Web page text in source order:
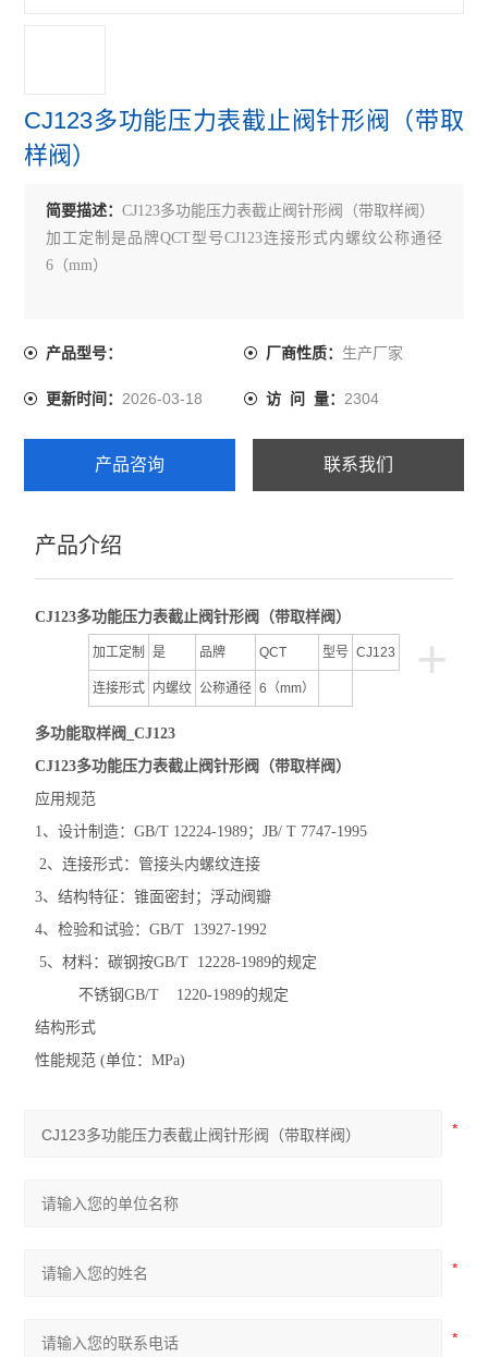
CJ123多功能压力表截止阀针形阀（带取
样阀）
简要描述：CJ123多功能压力表截止阀针形阀（带取样阀）
加工定制是品牌QCT型号CJ123连接形式内螺纹公称通径
6（mm）
产品型号： 厂商性质： 生产厂家
更新时间：2026-03-18 访 问 量： 2304
产品咨询 联系我们
产品介绍
CJ123多功能压力表截止阀针形阀（带取样阀）
+
加工定制 是 品牌 QCT 型号 CJ123
连接形式 内螺纹 公称通径 6（mm）
多功能取样阀_CJ123
CJ123多功能压力表截止阀针形阀（带取样阀）
应用规范
1、设计制造：GB/T 12224-1989；JB/ T 7747-1995
2、连接形式：管接头内螺纹连接
3、结构特征：锥面密封；浮动阀瓣
4、检验和试验：GB/T 13927-1992
5、材料：碳钢按GB/T 12228-1989的规定
不锈钢GB/T 1220-1989的规定
结构形式
性能规范(单位：MPa)